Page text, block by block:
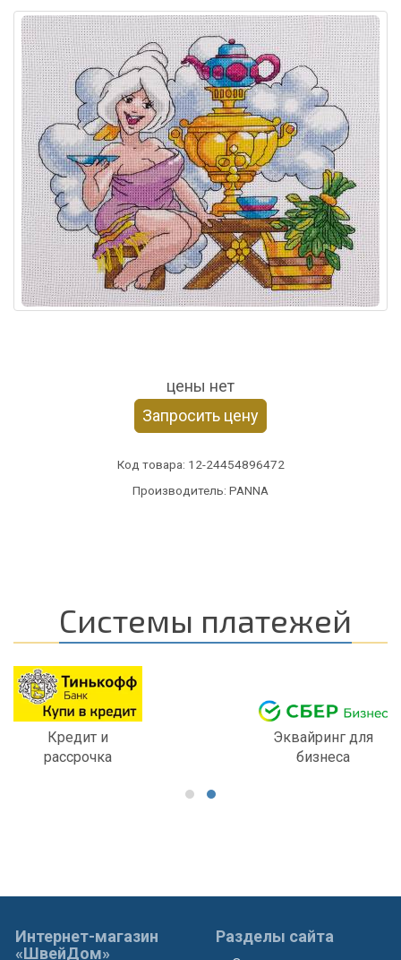
цены нет
Запросить цену
Код товара: 12-24454896472
Производитель: PANNA
Системы платежей
Кредит и
рассрочка
Эквайринг для
бизнеса
Интернет-магазин
«ШвейДом»
Разделы сайта